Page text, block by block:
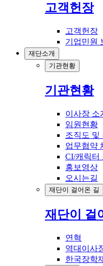
고객헌장
고객헌장
기업민원
재단소개
기관현황
기관현황
이사장 소
임원현황
조직도 및
업무협약
CI/캐릭터
홍보영상
오시는길
재단이 걸어온 길
재단이 걸
연혁
역대이사
한국장학